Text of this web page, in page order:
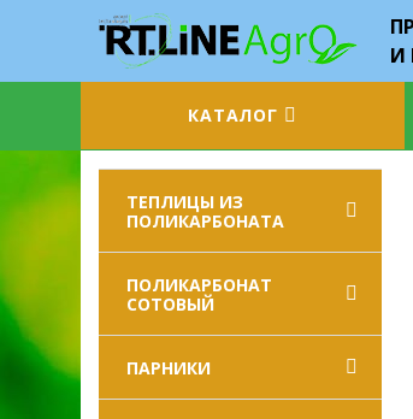
И
КАТАЛОГ
ТЕПЛИЦЫ ИЗ
ПОЛИКАРБОНАТА
ПОЛИКАРБОНАТ
СОТОВЫЙ
ПАРНИКИ